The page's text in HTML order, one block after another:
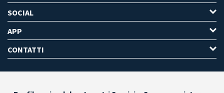
SOCIAL
APP
CONTATTI